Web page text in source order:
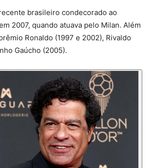
brasileiro condecorado ao
2007, quando atuava pelo Milan. Além
Ronaldo (1997 e 2002), Rivaldo
Gaúcho (2005).